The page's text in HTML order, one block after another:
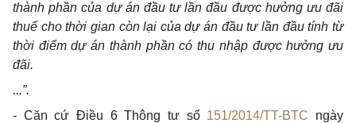
thành phần của dự án đầu tư lần đầu được hưởng ưu đãi
thuế cho thời gian còn lại của dự án đầu tư lần đầu tính từ
thời điểm dự án thành phần có thu nhập được hưởng ưu
đãi.
...”.
- Căn cứ Điều 6 Thông tư số 151/2014/TT-BTC ngày